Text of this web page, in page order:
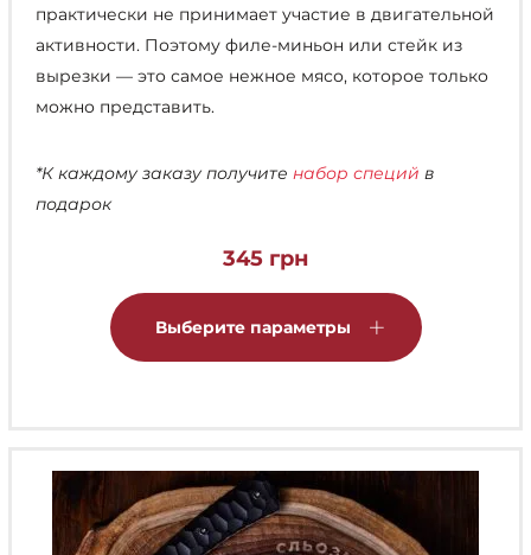
практически не принимает участие в двигательной
активности. Поэтому филе-миньон или стейк из
вырезки — это самое нежное мясо, которое только
можно представить.
*К каждому заказу получите набор специй в
подарок
345 грн
Выберите параметры
товар
можно